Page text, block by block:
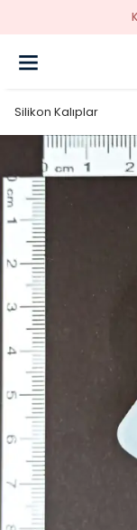
Silikon Kalıplar